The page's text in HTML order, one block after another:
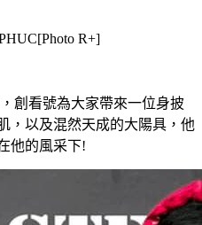
R+]
創看號為大家帶來一位身披
，以及混然天成的大陽具，他
他的風采下!